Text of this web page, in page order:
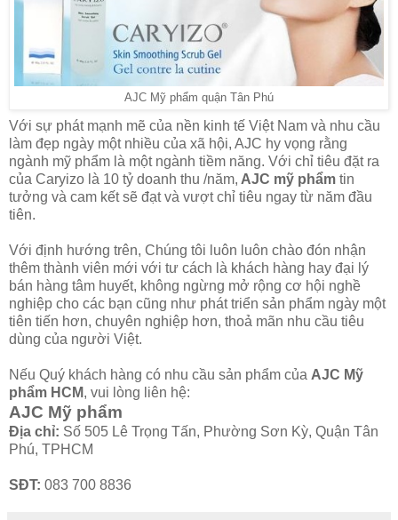
AJC Mỹ phẩm quận Tân Phú
Với sự phát mạnh mẽ của nền kinh tế Việt Nam và nhu cầu
làm đẹp ngày một nhiều của xã hội, AJC hy vọng rằng
ngành mỹ phẩm là một ngành tiềm năng. Với chỉ tiêu đặt ra
của Caryizo là 10 tỷ doanh thu /năm, AJC mỹ phẩm tin
tưởng và cam kết sẽ đạt và vượt chỉ tiêu ngay từ năm đầu
tiên.
Với định hướng trên, Chúng tôi luôn luôn chào đón nhận
thêm thành viên mới với tư cách là khách hàng hay đại lý
bán hàng tâm huyết, không ngừng mở rộng cơ hội nghề
nghiệp cho các bạn cũng như phát triển sản phẩm ngày một
tiên tiến hơn, chuyên nghiệp hơn, thoả mãn nhu cầu tiêu
dùng của người Việt.
Nếu Quý khách hàng có nhu cầu sản phẩm của AJC Mỹ
phẩm HCM, vui lòng liên hệ:
AJC Mỹ phẩm
Địa chỉ: Số 505 Lê Trọng Tấn, Phường Sơn Kỳ, Quận Tân
Phú, TPHCM
SĐT: 083 700 8836